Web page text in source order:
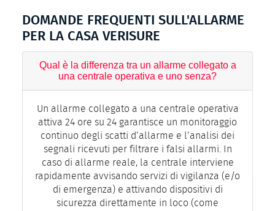
DOMANDE FREQUENTI SULL'ALLARME
PER LA CASA VERISURE
Qual è la differenza tra un allarme collegato a
una centrale operativa e uno senza?
Un allarme collegato a una centrale operativa
attiva 24 ore su 24 garantisce un monitoraggio
continuo degli scatti d’allarme e l’analisi dei
segnali ricevuti per filtrare i falsi allarmi. In
caso di allarme reale, la centrale interviene
rapidamente avvisando servizi di vigilanza (e/o
di emergenza) e attivando dispositivi di
sicurezza direttamente in loco (come